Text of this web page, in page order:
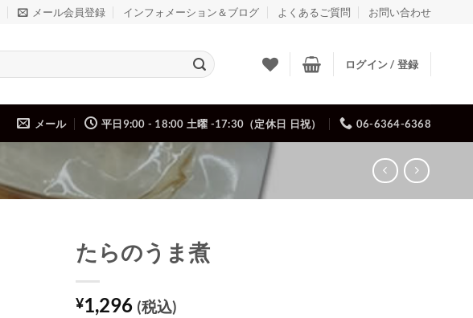
メール会員登録 インフォメーション＆ブログ よくあるご質問 お問い合わせ
ログイン / 登録
メール 平日9:00 - 18:00 土曜 -17:30（定休日 日祝） 06-6364-6368
たらのうま煮
¥1,296 (税込)